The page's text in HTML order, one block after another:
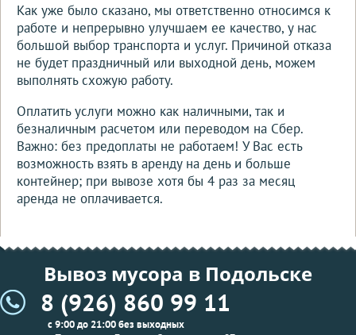
Как уже было сказано, мы ответственно относимся к
работе и непрерывно улучшаем ее качество, у нас
большой выбор транспорта и услуг. Причиной отказа
не будет праздничный или выходной день, можем
выполнять схожую работу.
Оплатить услуги можно как наличными, так и
безналичным расчетом или переводом на Сбер.
Важно: без предоплаты не работаем! У Вас есть
возможность взять в аренду на день и больше
контейнер; при вывозе хотя бы 4 раз за месяц
аренда не оплачивается.
Вывоз мусора в Подольске
8 (926) 860 99 11
с 9:00 до 21:00 без выходных